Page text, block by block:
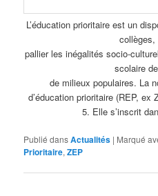
L’éducation prioritaire est un
collèges,
pallier les inégalités socio-
scolaire
de milieux populaires. La
d’éducation prioritaire (REP,
5. Elle s’inscrit
Publié dansActualités | Marqué
Prioritaire,ZEP